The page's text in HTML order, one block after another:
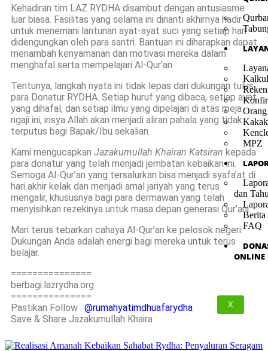
MPZ
dan
Berita
FAQ
ONLINE
X
Kehadiran tim LAZ RYDHA disambut dengan antusiasme
luar biasa. Fasilitas yang selama ini dinanti akhirnya hadir
untuk menemani lantunan ayat-ayat suci yang setiap hari
didengungkan oleh para santri. Bantuan ini diharapkan dapat
menambah kenyamanan dan motivasi mereka dalam
menghafal serta mempelajari Al-Qur’an.
Tentunya, langkah nyata ini tidak lepas dari dukungan tulus
para Donatur RYDHA. Setiap huruf yang dibaca, setiap ayat
yang dihafal, dan setiap ilmu yang dipelajari di atas meja
ngaji ini, insya Allah akan menjadi aliran pahala yang tidak
terputus bagi Bapak/Ibu sekalian.
Kami mengucapkan Jazakumullah Khairan Katsiran kepada
para donatur yang telah menjadi jembatan kebaikan ini.
Semoga Al-Qur’an yang tersalurkan bisa menjadi syafa’at di
hari akhir kelak dan menjadi amal jariyah yang terus
mengalir, khususnya bagi para dermawan yang telah
menyisihkan rezekinya untuk masa depan generasi Qur’ani.
Mari terus tebarkan cahaya Al-Qur’an ke pelosok negeri.
Dukungan Anda adalah energi bagi mereka untuk terus
belajar.
===============
berbagi.lazrydha.org
===============
Pastikan Follow : @rumahyatimdhuafarydha
Save & Share Jazakumullah Khaira